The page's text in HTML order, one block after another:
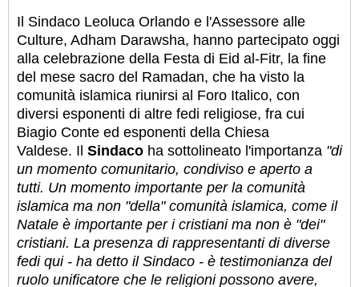
Il Sindaco Leoluca Orlando e l'Assessore alle
Culture, Adham Darawsha, hanno partecipato oggi
alla celebrazione della Festa di Eid al-Fitr, la fine
del mese sacro del Ramadan, che ha visto la
comunità islamica riunirsi al Foro Italico, con
diversi esponenti di altre fedi religiose, fra cui
Biagio Conte ed esponenti della Chiesa
Valdese. Il Sindaco ha sottolineato l'importanza "di
un momento comunitario, condiviso e aperto a
tutti. Un momento importante per la comunità
islamica ma non "della" comunità islamica, come il
Natale è importante per i cristiani ma non è "dei"
cristiani. La presenza di rappresentanti di diverse
fedi qui - ha detto il Sindaco - è testimonianza del
ruolo unificatore che le religioni possono avere,